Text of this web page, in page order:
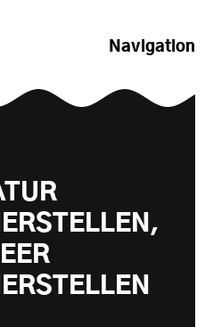
Navigation